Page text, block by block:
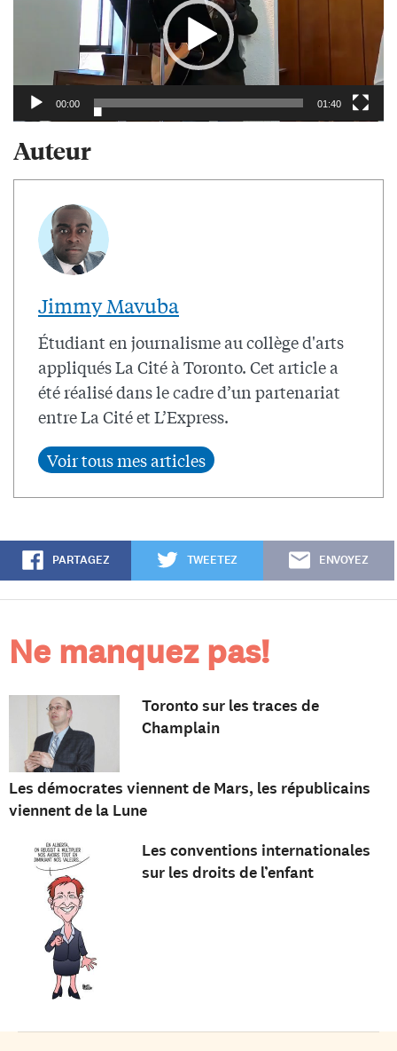
00:00 01:40
Auteur
Jimmy Mavuba
Étudiant en journalisme au collège d'arts
appliqués La Cité à Toronto. Cet article a
été réalisé dans le cadre d’un partenariat
entre La Cité et L’Express.
PARTAGEZ TWEETEZ ENVOYEZ
Ne manquez pas!
Toronto sur les traces de
Champlain
Les démocrates viennent de Mars, les républicains
viennent de la Lune
Les conventions internationales
sur les droits de l’enfant